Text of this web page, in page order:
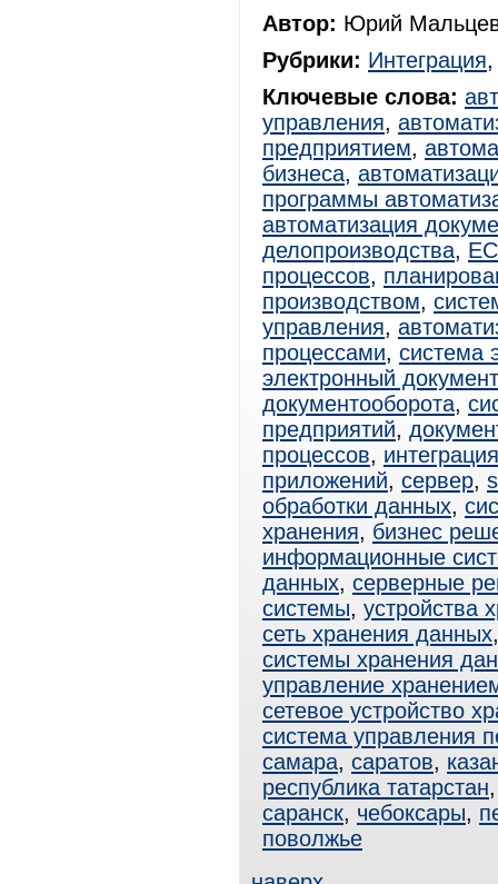
Автор: Юрий
Рубрики: Интеграция
Ключевые слова:
управления,
предприятием,
бизнеса,
программы
автоматизация
делопроизводства,
процессов,
производством,
управления,
процессами, система
электронный
документооборота,
предприятий,
процессов, интеграция
приложений, сервер,
обработки данных,
хранения, бизнес
информационные
данных, серверные
системы, устройства
сеть хранения данных
системы хранения
управление
сетевое устройство
система управления
самара, саратов,
республика татарстан
саранск, чебоксары,
поволжье